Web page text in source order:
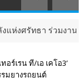
ร่วมงาน "ห่มผ้าหลว
อร์เรน ที/เอ เคโอ3’
มยางรถยนต์